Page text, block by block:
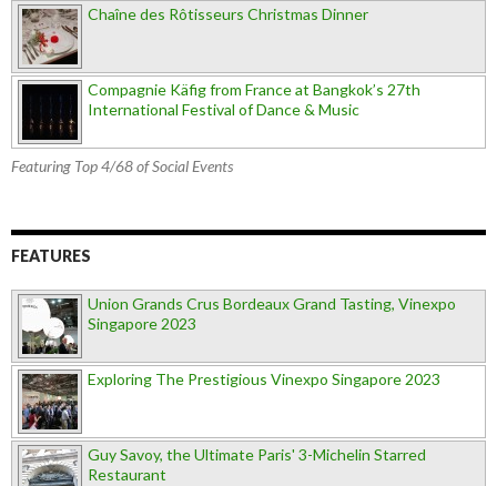
Chaîne des Rôtisseurs Christmas Dinner
Compagnie Käfig from France at Bangkok’s 27th
International Festival of Dance & Music
Featuring Top 4/68 of Social Events
FEATURES
Union Grands Crus Bordeaux Grand Tasting, Vinexpo
Singapore 2023
Exploring The Prestigious Vinexpo Singapore 2023
Guy Savoy, the Ultimate Paris' 3-Michelin Starred
Restaurant